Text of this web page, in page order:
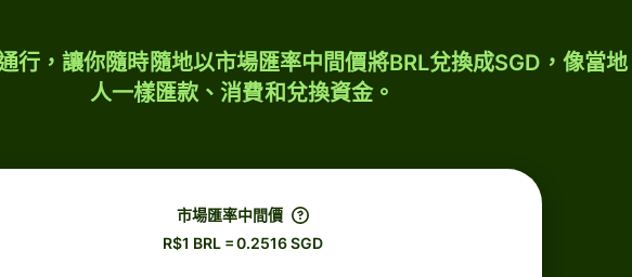
行，讓你隨時隨地以市場匯率中間價將BRL兌換成SGD，像當地
人一樣匯款、消費和兌換資金。
市場匯率中間價
R$1 BRL = 0.2516 SGD